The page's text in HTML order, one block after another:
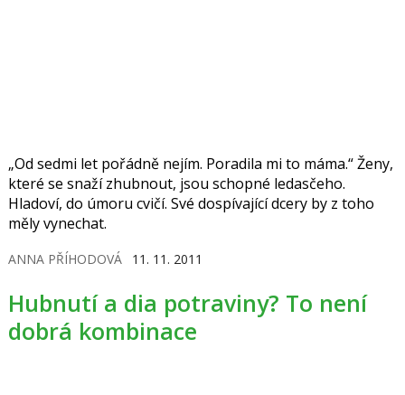
„Od sedmi let pořádně nejím. Poradila mi to máma.“ Ženy,
které se snaží zhubnout, jsou schopné ledasčeho.
Hladoví, do úmoru cvičí. Své dospívající dcery by z toho
měly vynechat.
ANNA PŘÍHODOVÁ 11. 11. 2011
Hubnutí a dia potraviny? To není
dobrá kombinace